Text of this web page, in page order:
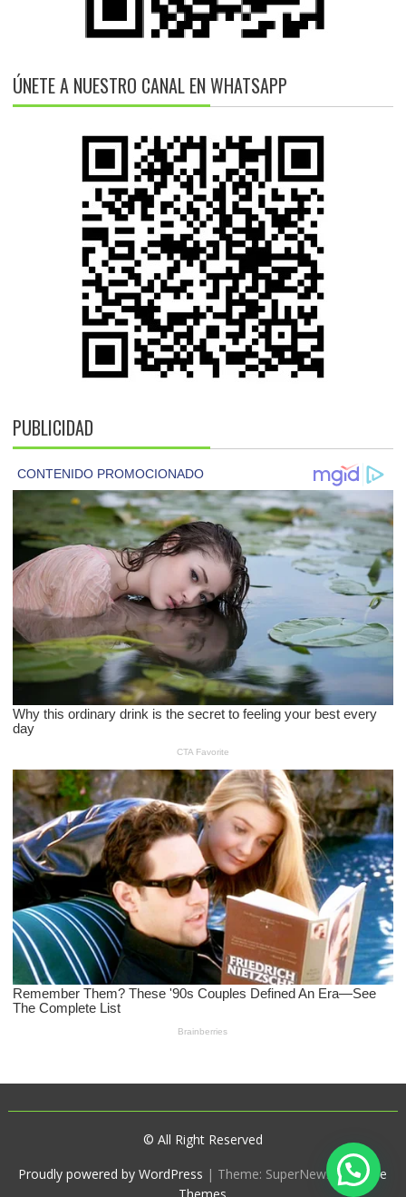
ÚNETE A NUESTRO CANAL EN WHATSAPP
PUBLICIDAD
© All Right Reserved
Proudly powered by WordPress | Theme: SuperNews byAcme